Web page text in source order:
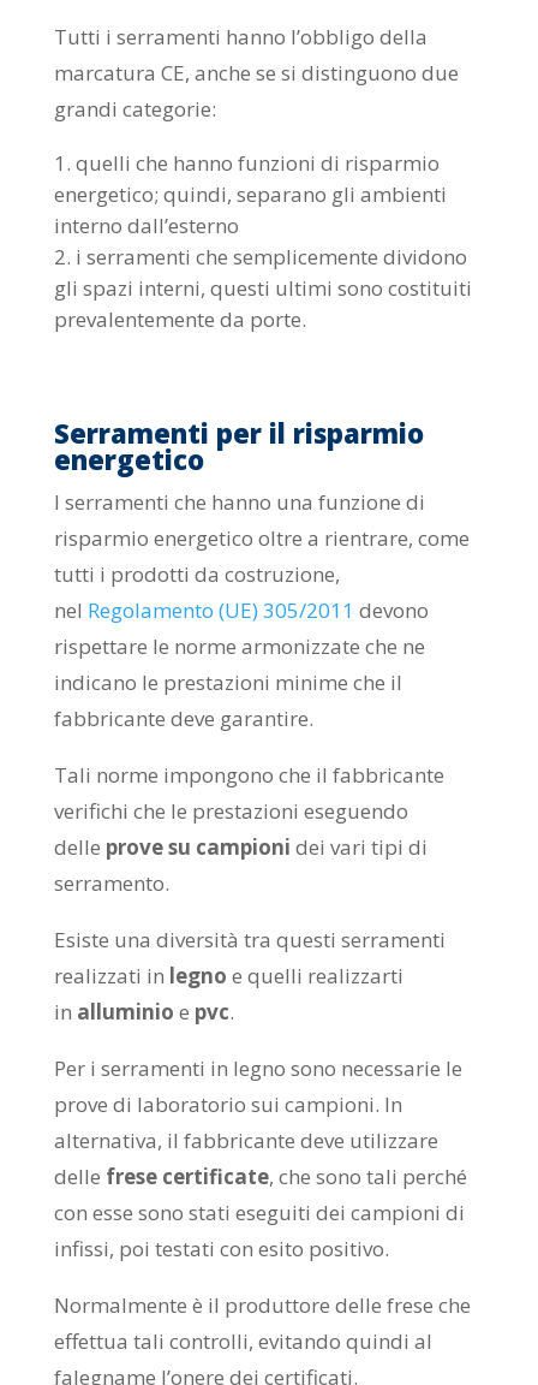
Tutti i serramenti hanno l’obbligo della
marcatura CE, anche se si distinguono due
grandi categorie:
quelli che hanno funzioni di risparmio
energetico; quindi, separano gli ambienti
interno dall’esterno
i serramenti che semplicemente dividono
gli spazi interni, questi ultimi sono costituiti
prevalentemente da porte.
Serramenti per il risparmio
energetico
I serramenti che hanno una funzione di
risparmio energetico oltre a rientrare, come
tutti i prodotti da costruzione,
nel Regolamento (UE) 305/2011 devono
rispettare le norme armonizzate che ne
indicano le prestazioni minime che il
fabbricante deve garantire.
Tali norme impongono che il fabbricante
verifichi che le prestazioni eseguendo
delle prove su campioni dei vari tipi di
serramento.
Esiste una diversità tra questi serramenti
realizzati in legno e quelli realizzarti
in alluminio e pvc.
Per i serramenti in legno sono necessarie le
prove di laboratorio sui campioni. In
alternativa, il fabbricante deve utilizzare
delle frese certificate, che sono tali perché
con esse sono stati eseguiti dei campioni di
infissi, poi testati con esito positivo.
Normalmente è il produttore delle frese che
effettua tali controlli, evitando quindi al
falegname l’onere dei certificati.